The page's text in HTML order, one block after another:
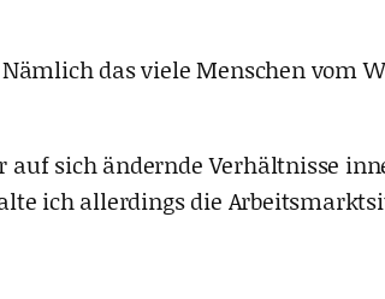
das viele Menschen vom
auf sich ändernde Verhältnisse
ich allerdings die